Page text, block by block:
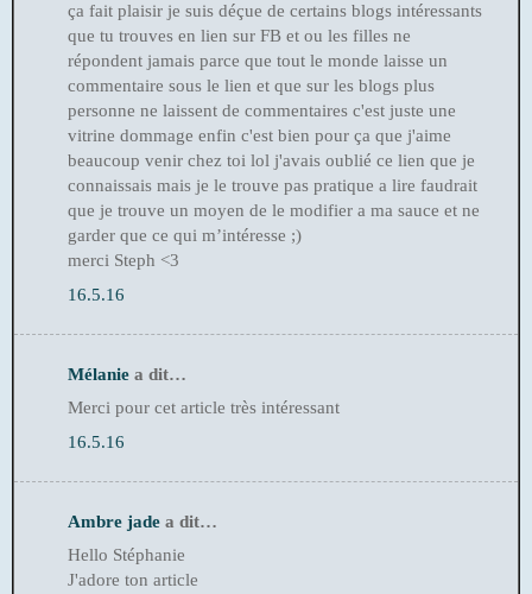
ça fait plaisir je suis déçue de certains blogs intéressants
que tu trouves en lien sur FB et ou les filles ne
répondent jamais parce que tout le monde laisse un
commentaire sous le lien et que sur les blogs plus
personne ne laissent de commentaires c'est juste une
vitrine dommage enfin c'est bien pour ça que j'aime
beaucoup venir chez toi lol j'avais oublié ce lien que je
connaissais mais je le trouve pas pratique a lire faudrait
que je trouve un moyen de le modifier a ma sauce et ne
garder que ce qui m’intéresse ;)
merci Steph <3
16.5.16
Mélanie a dit…
Merci pour cet article très intéressant
16.5.16
Ambre jade a dit…
Hello Stéphanie
J'adore ton article